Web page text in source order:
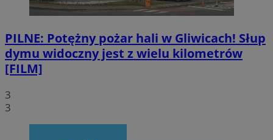
PILNE: Potężny pożar hali w Gliwicach! Słup
dymu widoczny jest z wielu kilometrów
[FILM]
3
3